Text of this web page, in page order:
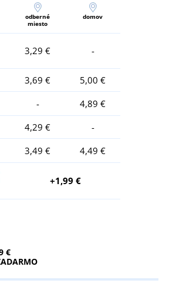
odberné
miesto
domov
3,29 € -
3,69 €
5,00 €
-
4,89 €
4,29 €
-
3,49 €
4,49 €
+1,99 €
€